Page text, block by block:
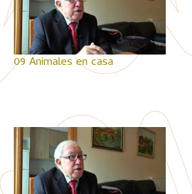
09 Animales en casa